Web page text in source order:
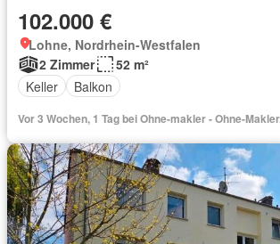
102.000 €
Lohne, Nordrhein-Westfalen
2 Zimmer
52 m²
Keller
Balkon
Vor 3 Wochen, 1 Tag bei Ohne-makler - Ohne-